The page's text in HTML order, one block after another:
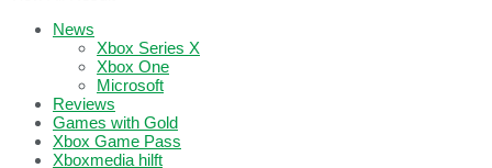
News
Xbox Series X
Xbox One
Microsoft
Reviews
Games with Gold
Xbox Game Pass
Xboxmedia hilft